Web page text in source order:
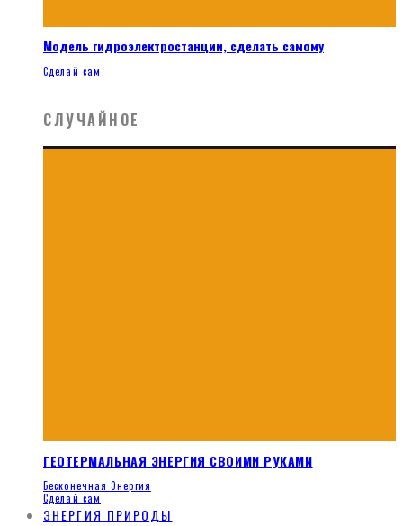
Модель гидроэлектростанции, сделать самому
Сделай сам
СЛУЧАЙНОЕ
ГЕОТЕРМАЛЬНАЯ ЭНЕРГИЯ СВОИМИ РУКАМИ
Бесконечная Энергия
Сделай сам
ЭНЕРГИЯ ПРИРОДЫ